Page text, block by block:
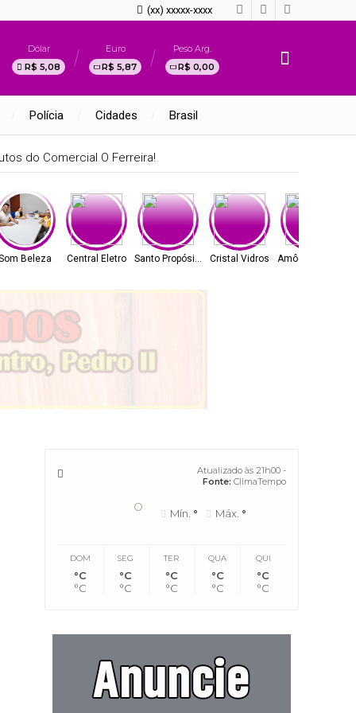
(xx) xxxxx-xxxx
Dólar
R$ 5,08
Euro
R$ 5,87
Peso Arg.
R$ 0,00
Polícia Cidades Brasil
do Comercial O Ferreira!
Beleza Central Eletro Santo Propósito Cristal Vidros Amô Cosméticos
Atualizado às 21h00 -
Fonte: ClimaTempo
° Mín. ° Máx. °
DOM
°C
°C
SEG
°C
°C
TER
°C
°C
QUA
°C
°C
QUI
°C
°C